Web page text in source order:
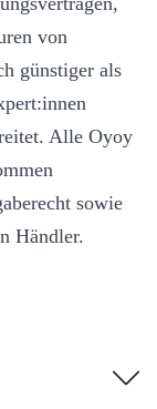
von
günstiger als
Alle Oyoy
sowie
Händler.